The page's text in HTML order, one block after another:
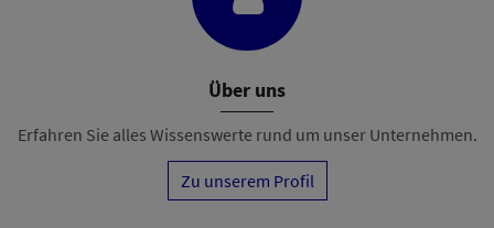
Über uns
Erfahren Sie alles Wissenswerte rund um unser Unternehmen.
Zu unserem Profil